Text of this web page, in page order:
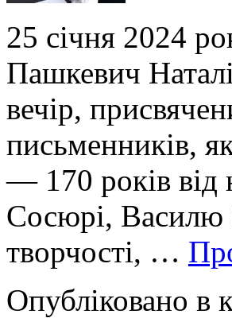
25 січня 2024
Пашкевич
вечір,
письменників,
— 170 років
Сосюрі, Василю
творчості, …
Опубліковано в